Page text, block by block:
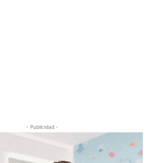
- Publicidad -